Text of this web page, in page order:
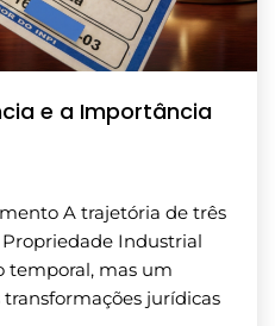
e a Importância
A trajetória de três
Industrial
temporal, mas um
jurídicas